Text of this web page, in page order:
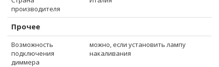
производителя
Прочее
Возможность
подключения
диммера
можно, если установить лампу
накаливания